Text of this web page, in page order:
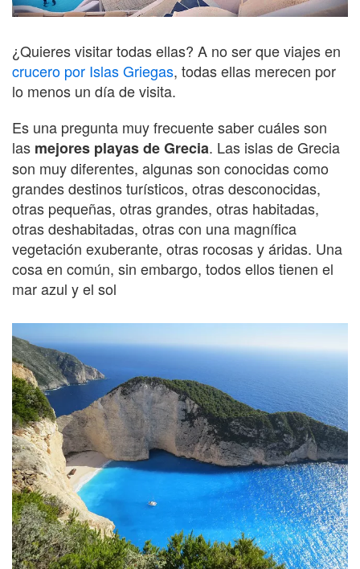
¿Quieres visitar todas ellas? A no ser que viajes en
crucero por Islas Griegas, todas ellas merecen por
lo menos un día de visita.
Es una pregunta muy frecuente saber cuáles son
las mejores playas de Grecia. Las islas de Grecia
son muy diferentes, algunas son conocidas como
grandes destinos turísticos, otras desconocidas,
otras pequeñas, otras grandes, otras habitadas,
otras deshabitadas, otras con una magnífica
vegetación exuberante, otras rocosas y áridas. Una
cosa en común, sin embargo, todos ellos tienen el
mar azul y el sol